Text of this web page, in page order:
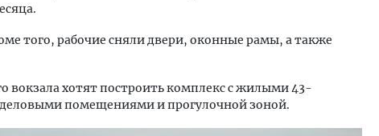
того, рабочие сняли двери, оконные рамы, а также
вокзала хотят построить комплекс с жилыми 43-
помещениями и прогулочной зоной.